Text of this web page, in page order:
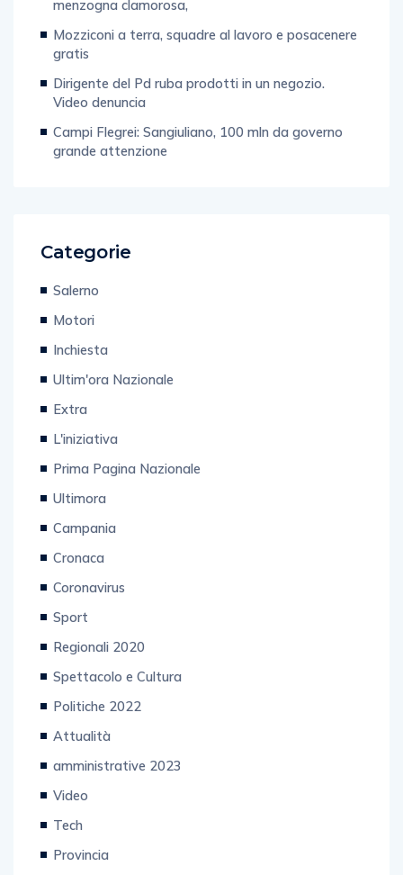
menzogna clamorosa,
Mozziconi a terra, squadre al lavoro e posacenere
gratis
Dirigente del Pd ruba prodotti in un negozio.
Video denuncia
Campi Flegrei: Sangiuliano, 100 mln da governo
grande attenzione
Categorie
Salerno
Motori
Inchiesta
Ultim'ora Nazionale
Extra
L'iniziativa
Prima Pagina Nazionale
Ultimora
Campania
Cronaca
Coronavirus
Sport
Regionali 2020
Spettacolo e Cultura
Politiche 2022
Attualità
amministrative 2023
Video
Tech
Provincia